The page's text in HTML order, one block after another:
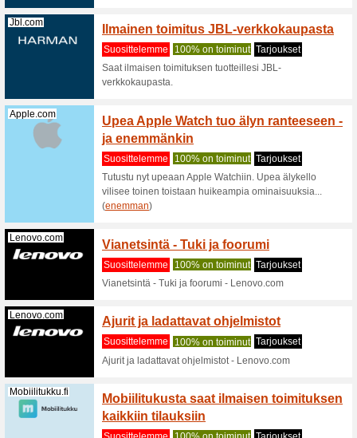
Jimms-
löytyvät
Hobbyhall.fi
Tästä
Mietitkö,